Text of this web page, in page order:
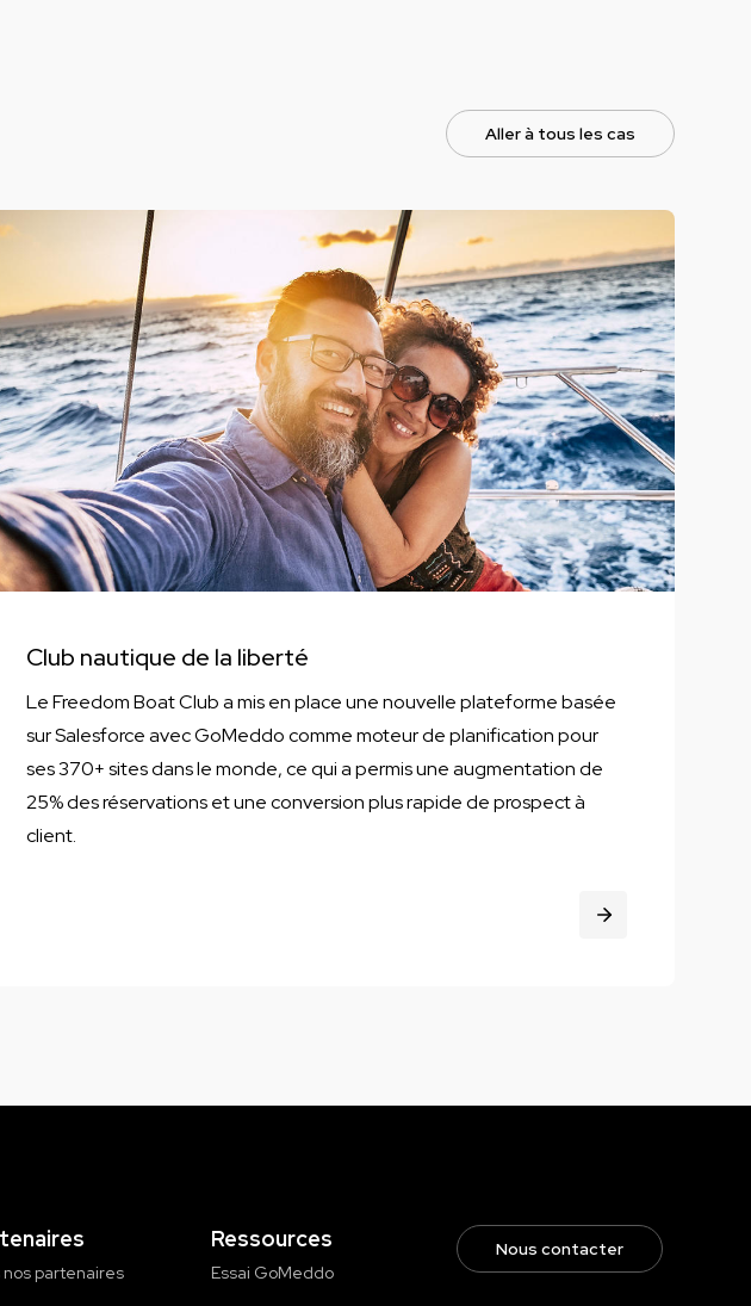
Aller à tous les cas
Club nautique de la liberté
Le Freedom Boat Club a mis en place une nouvelle plateforme basée
sur Salesforce avec GoMeddo comme moteur de planification pour
ses 370+ sites dans le monde, ce qui a permis une augmentation de
25% des réservations et une conversion plus rapide de prospect à
client.
nos partenaires
Ressources
Essai GoMeddo
Nous contacter